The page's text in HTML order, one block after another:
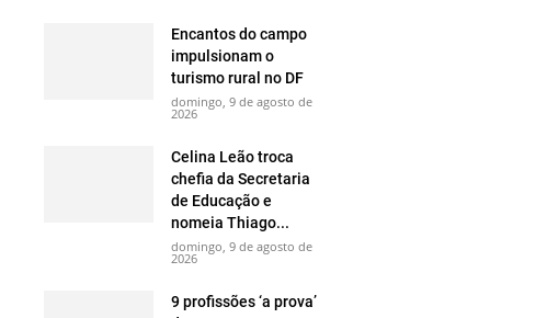
Encantos do campo
impulsionam o
turismo rural no DF
domingo, 9 de agosto de
2026
Celina Leão troca
chefia da Secretaria
de Educação e
nomeia Thiago...
domingo, 9 de agosto de
2026
9 profissões ‘a prova’